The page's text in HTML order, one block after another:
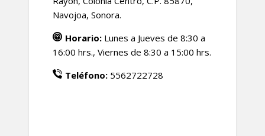
Navojoa, Sonora.
Horario: Lunes a Jueves de 8:30 a
16:00 hrs., Viernes de 8:30 a 15:00 hrs.
Teléfono: 5562722728